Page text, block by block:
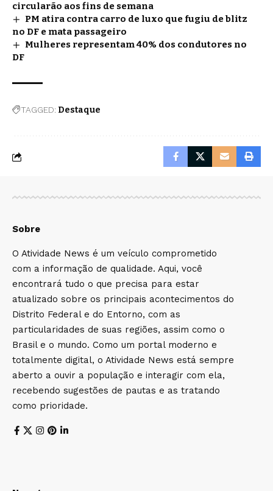
circularão aos fins de semana
PM atira contra carro de luxo que fugiu de blitz
no DF e mata passageiro
Mulheres representam 40% dos condutores no
DF
TAGGED: Destaque
Sobre
O Atividade News é um veículo comprometido
com a informação de qualidade. Aqui, você
encontrará tudo o que precisa para estar
atualizado sobre os principais acontecimentos do
Distrito Federal e do Entorno, com as
particularidades de suas regiões, assim como o
Brasil e o mundo. Como um portal moderno e
totalmente digital, o Atividade News está sempre
aberto a ouvir a população e interagir com ela,
recebendo sugestões de pautas e as tratando
como prioridade.